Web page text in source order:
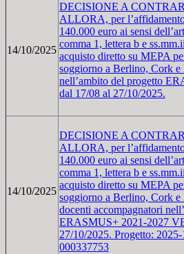
14/10/2025
DECISIONE A
ALLORA, per
140.000 euro ai sensi
comma 1, lettera b e
acquisto diretto su MEPA
soggiorno a Berlino, Cork e
nell’ambito del progetto
dal 17/08 al 27/10/2025.
14/10/2025
DECISIONE A
ALLORA, per
140.000 euro ai sensi
comma 1, lettera b e
acquisto diretto su MEPA
soggiorno a Berlino, Cork
docenti accompagnatori
ERASMUS+ 2021-2027
27/10/2025. Progetto:
000337753